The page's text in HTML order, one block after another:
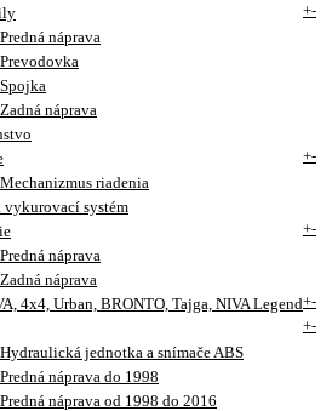
+-
Predná náprava
Prevodovka
Spojka
Zadná náprava
+-
Mechanizmus riadenia
vykurovací systém
+-
Predná náprava
Zadná náprava
4x4, Urban, BRONTO, Tajga, NIVA Legend+-
+-
Hydraulická jednotka a snímače ABS
Predná náprava do 1998
Predná náprava od 1998 do 2016